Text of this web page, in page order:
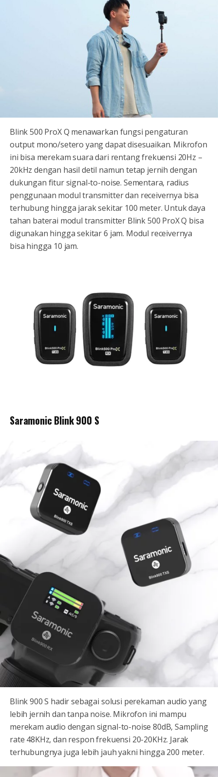
Blink 500 ProX Q menawarkan fungsi pengaturan
output mono/setero yang dapat disesuaikan. Mikrofon
ini bisa merekam suara dari rentang frekuensi 20Hz –
20kHz dengan hasil detil namun tetap jernih dengan
dukungan fitur signal-to-noise. Sementara, radius
penggunaan modul transmitter dan receivernya bisa
terhubung hingga jarak sekitar 100 meter. Untuk daya
tahan baterai modul transmitter Blink 500 ProX Q bisa
digunakan hingga sekitar 6 jam. Modul receivernya
bisa hingga 10 jam.
Saramonic Blink 900 S
Blink 900 S hadir sebagai solusi perekaman audio yang
lebih jernih dan tanpa noise. Mikrofon ini mampu
merekam audio dengan signal-to-noise 80dB, Sampling
rate 48KHz, dan respon frekuensi 20-20KHz. Jarak
terhubungnya juga lebih jauh yakni hingga 200 meter.